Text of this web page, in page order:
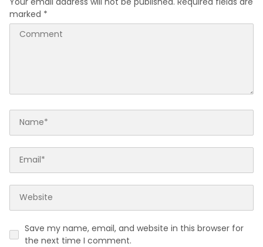
marked *
Save my name, email, and website in this browser for
the next time I comment.